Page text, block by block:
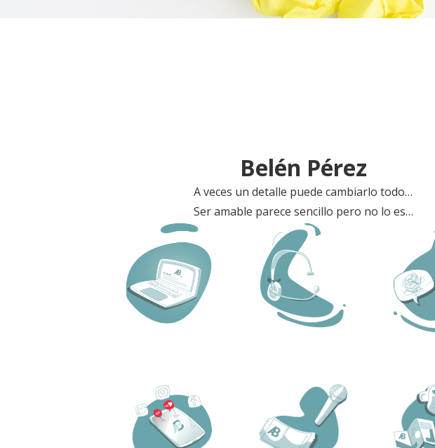
Belén Pérez
A veces un detalle puede cambiarlo todo…
Ser amable parece sencillo pero no lo es…